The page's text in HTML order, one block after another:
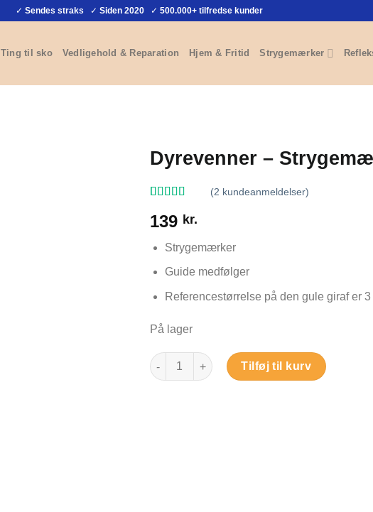
✓ Sendes straks ✓ Siden 2020 ✓ 500.000+ tilfredse kunder
Ting til sko Vedligehold & Reparation Hjem & Fritid Strygemærker
Dyrevenner –
5 ud af 5
baseret på
kundebedømmelser
(2 kundeanmeldelser)
139 kr.
Strygemærker
Guide medfølger
Referencestørrelse på den gule giraf er 3
På lager
Dyrevenner - Strygemærker antal
Tilføj til kurv